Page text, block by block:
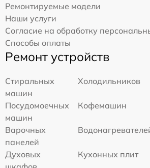
Ремонтируемые модели
Наши услуги
Согласие на обработку
Способы оплаты
Ремонт устройств
Стиральных
машин
Холодильников
Посудомоечных
машин
Кофемашин
Варочных
панелей
Духовых
Кухонных плит